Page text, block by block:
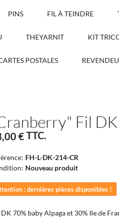
PINS FIL À TEINDRE
THEYARNIT KIT
POSTALES
Fil
€TTC.
FH-L-DK-214-CR
Nouveau produit
: dernières pièces disponibles !
70% baby Alpaga et 30% Ile de